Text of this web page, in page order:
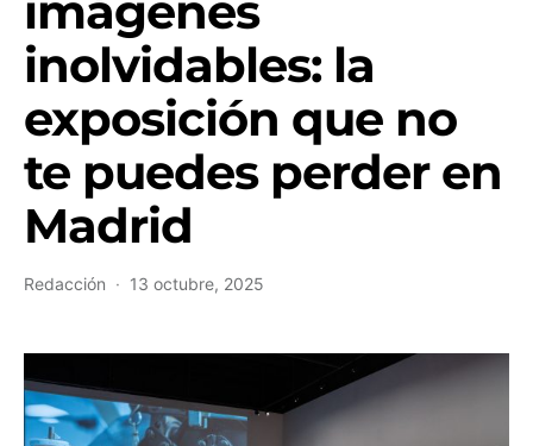
inolvidables: la
exposición que no
te puedes perder en
Madrid
Redacción 13 octubre, 2025